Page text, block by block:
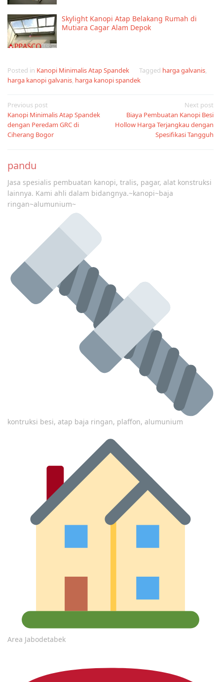
Skylight Kanopi Atap Belakang Rumah di
Mutiara Cagar Alam Depok
Posted in Kanopi Minimalis Atap Spandek Tagged harga galvanis,
harga kanopi galvanis, harga kanopi spandek
Post
navigation
Previous post
Kanopi Minimalis Atap Spandek
dengan Peredam GRC di
Ciherang Bogor
Next post
Biaya Pembuatan Kanopi Besi
Hollow Harga Terjangkau dengan
Spesifikasi Tangguh
pandu
Jasa spesialis pembuatan kanopi, tralis, pagar, alat konstruksi
lainnya. Kami ahli dalam bidangnya.~kanopi~baja
ringan~alumunium~
kontruksi besi, atap baja ringan, plaffon, alumunium
Area Jabodetabek